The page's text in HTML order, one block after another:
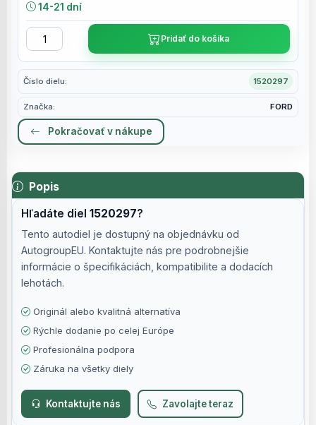
Číslo dielu: 1520297
Značka: FORD
14-21 dní
Pridať do košíka
Pokračovať v nákupe
Popis
Hľadáte diel1520297?
Tento autodiel je dostupný na objednávku od
AutogroupEU. Kontaktujte nás pre podrobnejšie
informácie o špecifikáciách, kompatibilite a dodacích
lehotách.
Originál alebo kvalitná alternatíva
Rýchle dodanie po celej Európe
Profesionálna podpora
Záruka na všetky diely
Kontaktujte nás Zavolajte teraz